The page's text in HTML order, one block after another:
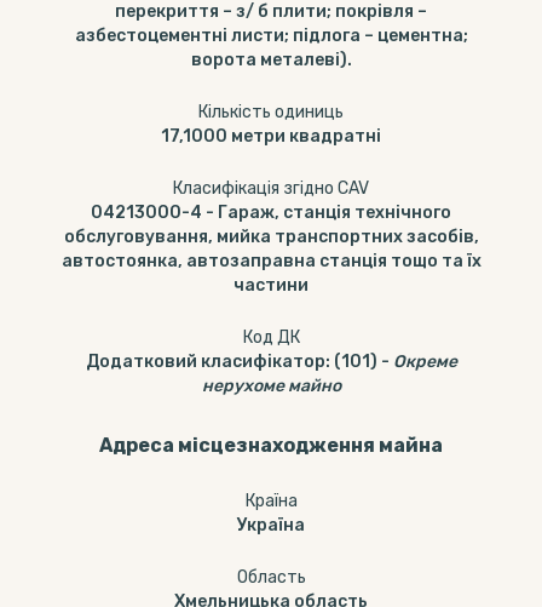
перекриття – з/ б плити; покрівля –
азбестоцементні листи; підлога – цементна;
ворота металеві).
Кількість одиниць
17,1000 метри квадратні
Класифікація згідно CAV
04213000-4 - Гараж, станція технічного
обслуговування, мийка транспортних засобів,
автостоянка, автозаправна станція тощо та їх
частини
Код ДК
Додатковий класифікатор: (101) - Окреме
нерухоме майно
Адреса місцезнаходження майна
Країна
Україна
Область
Хмельницька область